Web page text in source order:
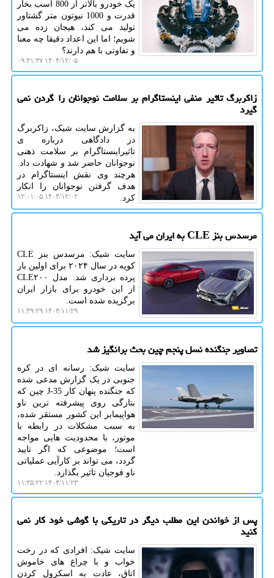
یک خودرو بالاتر از 800 اسب بخار
قدرت و 1000 نیوتون متر گشتاور
تولید می کند، هیجان زده می
شویم؛ اما این اعداد دقیقا چه معنا
و تفاوتی با هم دارند؟
۱۴۰۴/۱۲/۰۵ ۰۹:۴۱:۳۷
زاکربرگ تاثیر منفی اینستاگرام بر سلامت نوجوانان را گردن نمی
گیرد
به گزارش سایت شیک، زاکربرگ
در دادگاهی درباره ی
تاثیراینستاگرام بر سلامت ذهنی
نوجوانان حاضر شد و شهادت داد.
هرچند وی نقش اینستاگرام در
هدف گرفتن نوجوانان را انکار
کرد.
۱۴۰۴/۱۲/۰۲ ۱۲:۰۱:۰۵
مرسدس بنز CLE به ایران می آید
سایت شیک: مرسدس بنز CLE
کوپه در سال ۲۰۲۴ برای اولین بار
پرده برداری شد. مدل CLE۲۰۰
از این خودرو برای بازار ایران
برگزیده شده است.
۱۴۰۴/۱۱/۲۹ ۱۱:۳۹:۲۹
تصاویر جنگنده نسل پنجم چین بحث برانگیز شد
سایت شیک: رسانه ای در کره
جنوبی در یک گزارش مدعی شده
که جنگنده پنهان کار J-35 چین که
بتازگی روی پیشرفته ترین ناو
هواپیمابر این کشور مستقر شده،
به سبب مشکلات در رابطه با
موتور، با محدودیت هایی مواجه
است؛ موضوعی که اگر تایید
گردد، می تواند بر کارآیی عملیاتی
ناو فوجیان تاثیر بگذارد.
۱۴۰۴/۱۱/۲۳ ۱۱:۳۵:۲۲
پس از خواندن این مطلب دیگر در تاریکی با گوشی خود کار نمی
کنید
سایت شیک: افرادی که در رخت
خواب و با چراغ های خاموش
اتاق، عادت به اسکرول کردن